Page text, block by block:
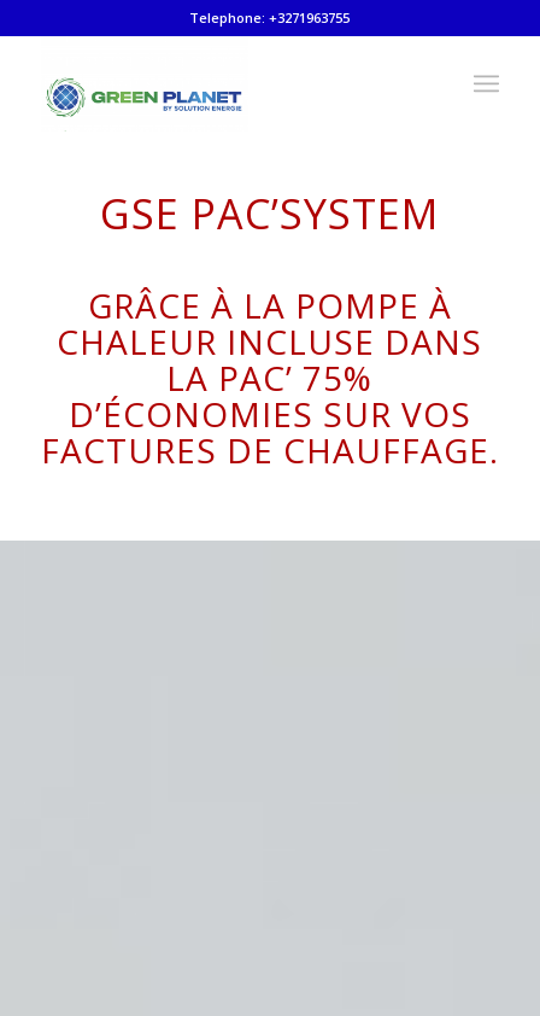
Telephone: +3271963755
GSE PAC’SYSTEM
GRÂCE À LA POMPE À
CHALEUR INCLUSE DANS
LA PAC’ 75%
D’ÉCONOMIES SUR VOS
FACTURES DE CHAUFFAGE.